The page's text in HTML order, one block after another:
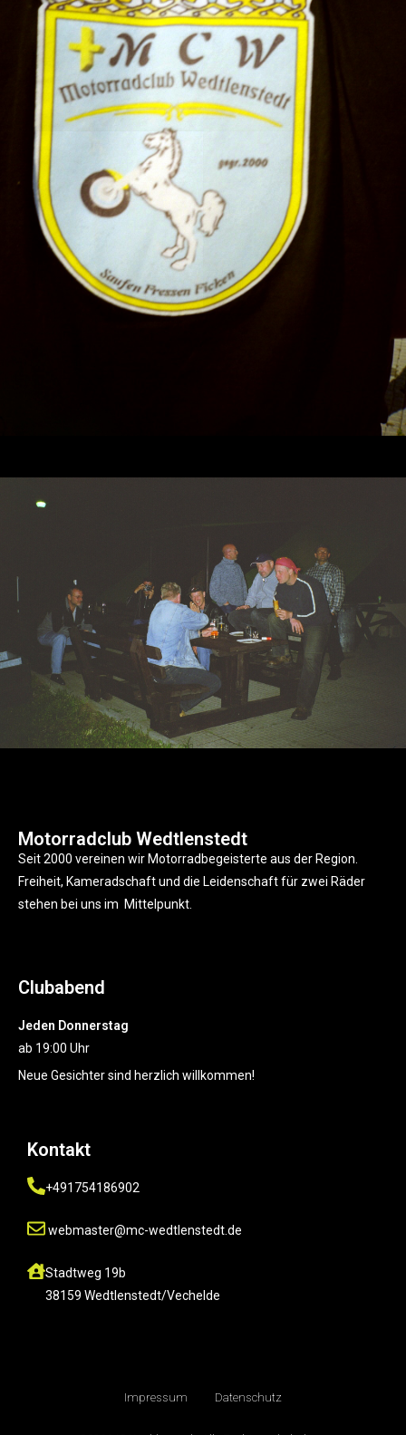
Motorradclub Wedtlenstedt
Seit 2000 vereinen wir Motorradbegeisterte aus der Region.
Freiheit, Kameradschaft und die Leidenschaft für zwei Räder
stehen bei uns im Mittelpunkt.
Clubabend
Jeden Donnerstag
ab 19:00 Uhr
Neue Gesichter sind herzlich willkommen!
Kontakt
+491754186902
webmaster@mc-wedtlenstedt.de
Stadtweg 19b
38159 Wedtlenstedt/Vechelde
Impressum Datenschutz